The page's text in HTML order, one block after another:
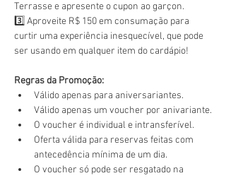
Terrasse e apresente o cupon ao garçon.
3️⃣ Aproveite R$ 150 em consumação para
curtir uma experiência inesquecível, que pode
ser usando em qualquer item do cardápio!
Regras da Promoção:
Válido apenas para aniversariantes.
Válido apenas um voucher por anivariante.
O voucher é individual e intransferível.
Oferta válida para reservas feitas com
antecedência mínima de um dia.
O voucher só pode ser resgatado na